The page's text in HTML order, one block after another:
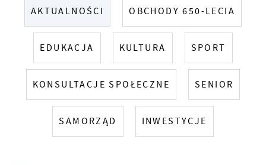
AKTUALNOŚCI OBCHODY 650-LECIA
EDUKACJA KULTURA SPORT
KONSULTACJE SPOŁECZNE SENIOR
SAMORZĄD INWESTYCJE